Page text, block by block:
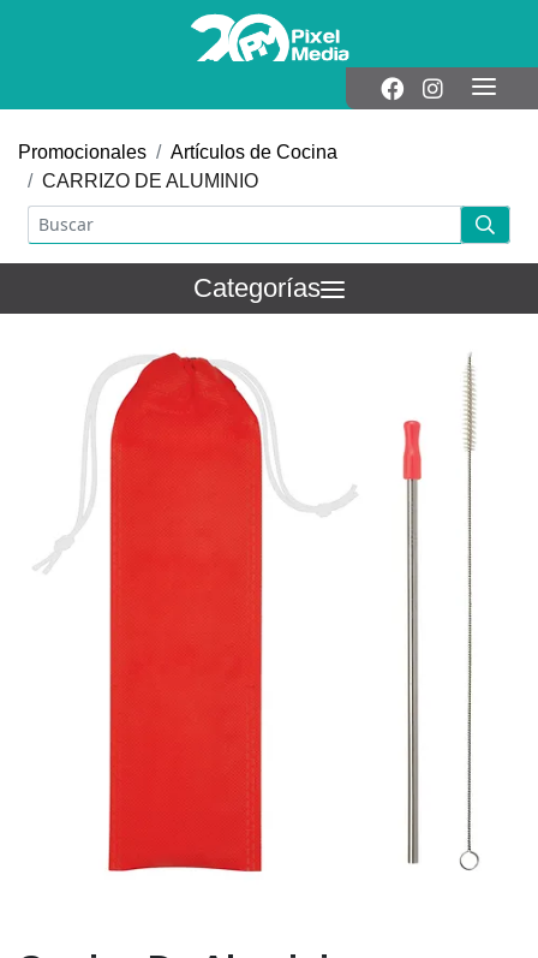
Promocionales
Artículos de Cocina
CARRIZO DE ALUMINIO
Categorías